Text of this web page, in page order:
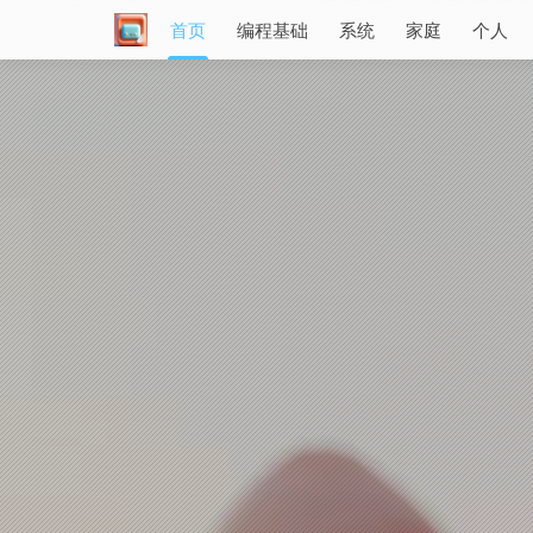
首页 编程基础 系统 家庭 个人